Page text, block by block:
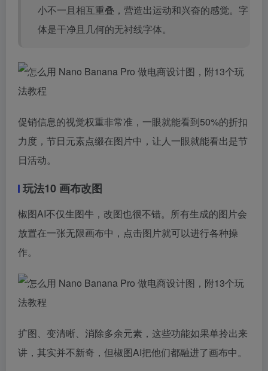
小不一且相互重叠，营造出运动和兴奋的感觉。字
体是干净且几何的无衬线字体。
促销信息的视觉权重非常准，一眼就能看到50%的折扣
力度，节日元素点缀在图片中，让人一眼就能看出是节
日活动。
玩法10 画布改图
椒图AI不仅生图牛，改图也很不错。所有生成的图片会
放置在一张无限画布中，点击图片就可以进行各种操
作。
扩图、变清晰、消除多余元素，这些功能如果单拎出来
讲，其实并不新奇，但椒图AI把他们都融进了画布中。